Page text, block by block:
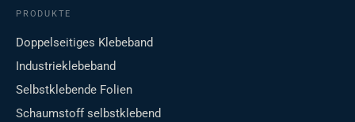
PRODUKTE
Doppelseitiges Klebeband
Industrieklebeband
Selbstklebende Folien
Schaumstoff selbstklebend